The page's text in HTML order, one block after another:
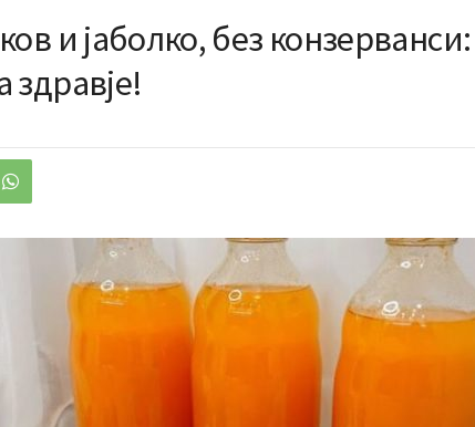
и јаболко, без конзерванси: